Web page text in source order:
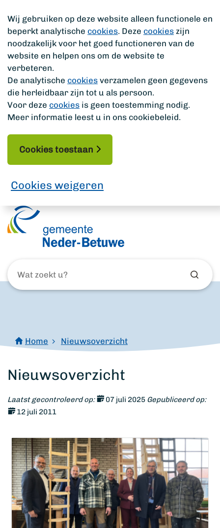
Wij gebruiken op deze website alleen functionele en
beperkt analytische cookies. Deze cookies zijn
noodzakelijk voor het goed functioneren van de
website en helpen ons om de website te
verbeteren.
De analytische cookies verzamelen geen gegevens
die herleidbaar zijn tot u als persoon.
Voor deze cookies is geen toestemming nodig.
Meer informatie leest u in ons cookiebeleid.
Cookies toestaan
Cookies weigeren
zoekt
u?
Home Nieuwsoverzicht
Nieuwsoverzicht
Laatst gecontroleerd op: 07 juli 2025 Gepubliceerd op:
12 juli 2011